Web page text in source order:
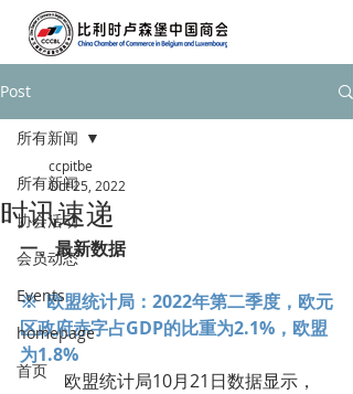
Post
所有新闻
协会活动
会员动态
Events
homepage
首页
所有新闻
时讯速递
ccpitbe
Oct 25, 2022
一、最新数据
※  欧盟统计局：2022年第二季度，欧元
区政府赤字占GDP的比重为2.1%，欧盟
为1.8%
	欧盟统计局10月21日数据显示，